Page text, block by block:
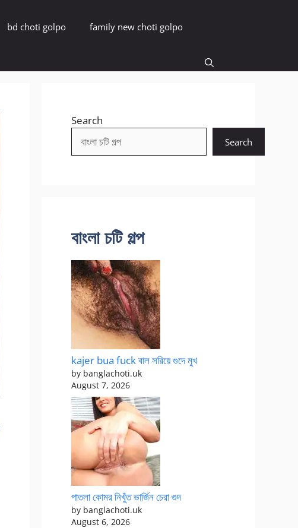
bd choti golpo
family new choti golpo
Search
Search
বাংলা চটি গল্প
kajer bua fuck বাল সরিয়ে গুদে মুখ
by banglachoti.uk
August 7, 2026
পাতলা কোমর নিখুঁত ভার্জিন চেরা গুদ
by banglachoti.uk
August 6, 2026